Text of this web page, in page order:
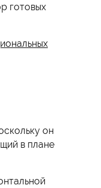
готовых
он
в плане